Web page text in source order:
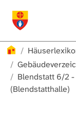
Häuserlexikon
Blendstatt 6/2
(Blendstatthalle)
Häuserlexikon
Häuserlexikon